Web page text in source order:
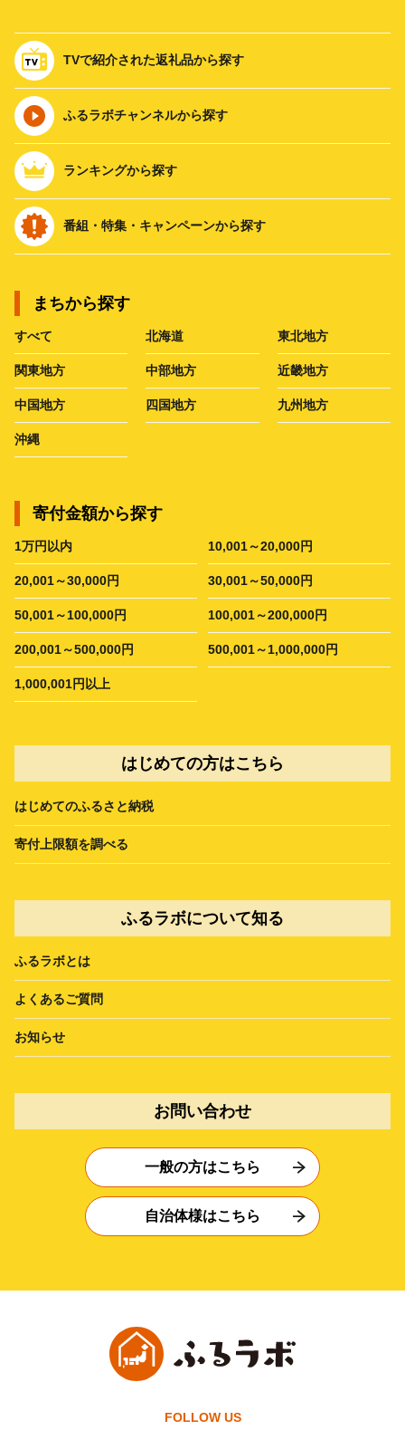
TVで紹介された返礼品から探す
ふるラボチャンネルから探す
ランキングから探す
番組・特集・キャンペーンから探す
まちから探す
すべて 北海道 東北地方
関東地方 中部地方 近畿地方
中国地方 四国地方 九州地方
沖縄
寄付金額から探す
1万円以内 10,001～20,000円
20,001～30,000円 30,001～50,000円
50,001～100,000円 100,001～200,000円
200,001～500,000円 500,001～1,000,000円
1,000,001円以上
はじめての方はこちら
はじめてのふるさと納税
寄付上限額を調べる
ふるラボについて知る
ふるラボとは
よくあるご質問
お知らせ
お問い合わせ
一般の方はこちら
自治体様はこちら
FOLLOW US